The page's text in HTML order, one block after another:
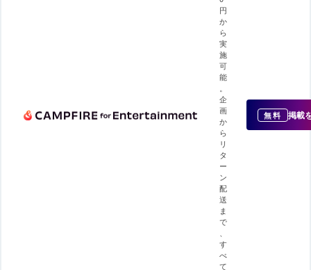
円
か
ら
実
施
可
能
。
企
画
か
ら
リ
タ
ー
ン
配
送
ま
で
、
す
べ
て
無料 掲載